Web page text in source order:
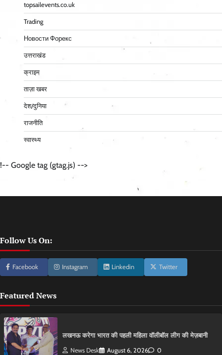
topsailevents.co.uk
Trading
Новости Форекс
उत्तराखंड
क्राइम
ताज़ा खबर
देश/दुनिया
राजनीति
स्वास्थ्य
!-- Google tag (gtag.js) -->
Follow Us On:
Facebook Instagram Linkedin Twitter
Featured News
लखनऊ करेगा भारत की पहली महिला वॉलीबॉल लीग की मेज़बानी
News Desk August 6, 2026 0